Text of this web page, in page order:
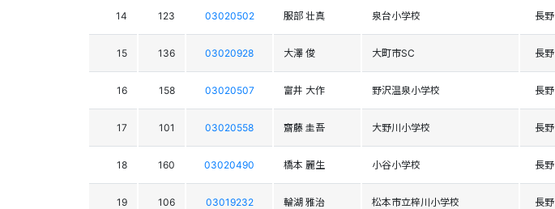
14 123 03020502 服部 壮真 泉台小学校 長野
15 136 03020928 大澤 俊 大町市SC 長野
16 158 03020507 富井 大作 野沢温泉小学校 長野
17 101 03020558 齋藤 圭吾 大野川小学校 長野
18 160 03020490 橋本 麗生 小谷小学校 長野
19 106 03019232 輪湖 雅治 松本市立梓川小学校 長野